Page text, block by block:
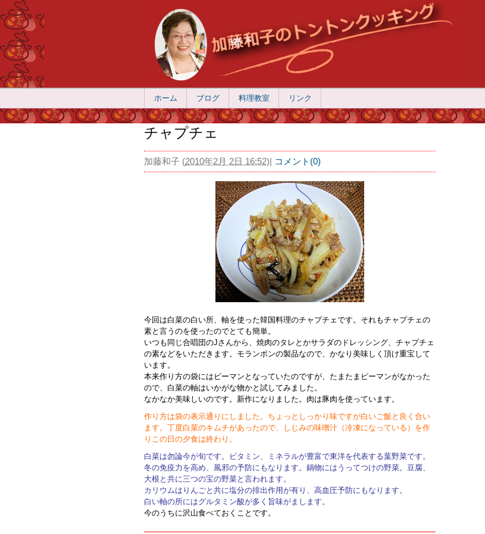
ホーム ブログ 料理教室 リンク
チャプチェ
加藤和子 (2010年2月 2日 16:52)| コメント(0)
今回は白菜の白い所、軸を使った韓国料理のチャプチェです。それもチャプチェの
素と言うのを使ったのでとても簡単。
いつも同じ合唱団のJさんから、焼肉のタレとかサラダのドレッシング、チャプチェ
の素などをいただきます。モランボンの製品なので、かなり美味しく頂け重宝して
います。
本来作り方の袋にはピーマンとなっていたのですが、たまたまピーマンがなかった
ので、白菜の軸はいかがな物かと試してみました。
なかなか美味しいのです。新作になりました。肉は豚肉を使っています。
作り方は袋の表示通りにしました。ちょっとしっかり味ですが白いご飯と良く合い
ます。丁度白菜のキムチがあったので、しじみの味噌汁（冷凍になっている）を作
りこの日の夕食は終わり。
白菜は勿論今が旬です。ビタミン、ミネラルが豊富で東洋を代表する葉野菜です。
冬の免疫力を高め、風邪の予防にもなります。鍋物にはうってつけの野菜。豆腐、
大根と共に三つの宝の野菜と言われます。
カリウムはりんごと共に塩分の排出作用が有り、高血圧予防にもなります。
白い軸の所にはグルタミン酸が多く旨味がまします。
今のうちに沢山食べておくことです。